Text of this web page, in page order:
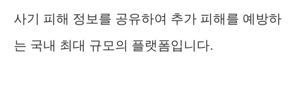
사기 피해 정보를 공유하여 추가 피해를 예방하
는 국내 최대 규모의 플랫폼입니다.